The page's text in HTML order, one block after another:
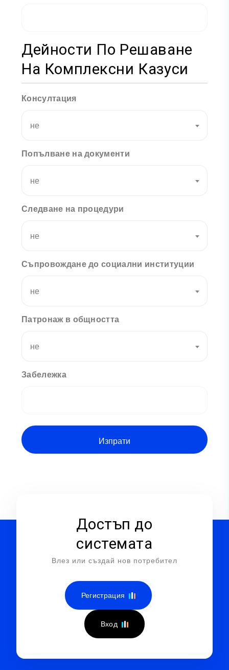
Дейности По Решаване
На Комплексни Казуси
Консултация
не
Попълване на документи
не
Следване на процедури
не
Съпровождане до социални институции
не
Патронаж в общността
не
Забележка
Достъп до
системата
Влез или създай нов потребител
Регистрация
Вход